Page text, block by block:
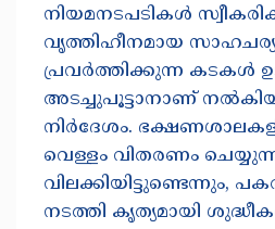
നിയമനടപടികൾ
വൃത്തിഹീനമായ
പ്രവർത്തിക്കുന്ന കടകൾ
അടച്ചുപൂട്ടാനാണ്
നിർദേശം.
വെള്ളം വിതരണം
വിലക്കിയിട്ടുണ്ടെന്നും,
നടത്തി കൃത്യമായി